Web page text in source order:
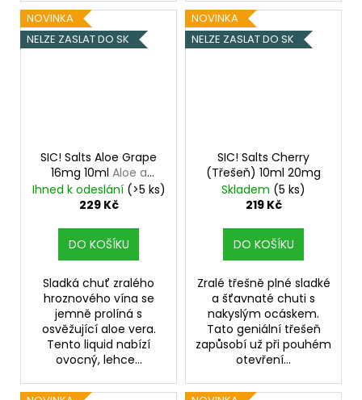
NOVINKA
NELZE ZASLAT DO SK
SIC! Salts Aloe Grape
16mg 10ml Aloe a
hroznové víno
Ihned k odeslání (>5 ks)
229 Kč
DO KOŠÍKU
Sladká chuť zralého
hroznového vína se
jemně prolíná s
osvěžující aloe vera.
Tento liquid nabízí
ovocný, lehce...
NOVINKA
NELZE ZASLAT DO SK
SIC! Salts Cherry
(Třešeň) 10ml 20mg
Skladem (5 ks)
219 Kč
DO KOŠÍKU
Zralé třešně plné sladké
a šťavnaté chuti s
nakyslým ocáskem.
Tato geniální třešeň
zapůsobí už při pouhém
otevření...